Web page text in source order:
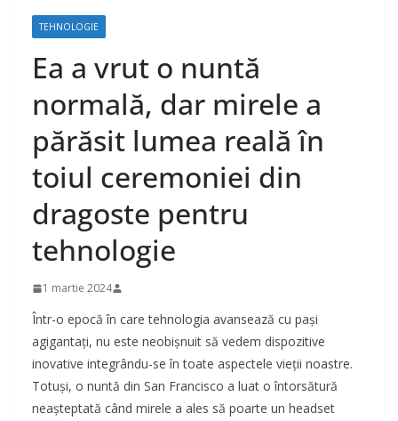
TEHNOLOGIE
Ea a vrut o nuntă
normală, dar mirele a
părăsit lumea reală în
toiul ceremoniei din
dragoste pentru
tehnologie
1 martie 2024
Într-o epocă în care tehnologia avansează cu pași
agigantați, nu este neobișnuit să vedem dispozitive
inovative integrându-se în toate aspectele vieții noastre.
Totuși, o nuntă din San Francisco a luat o întorsătură
neașteptată când mirele a ales să poarte un headset